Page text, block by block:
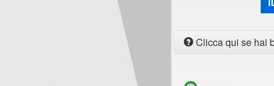
Clicca qui se hai